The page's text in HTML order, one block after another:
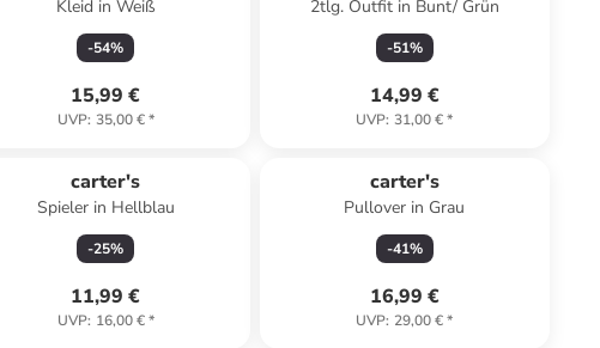
Kleid in Weiß
-54%
15,99 €
UVP: 35,00 €*
2tlg. Outfit in Bunt/ Grün
-51%
14,99 €
UVP: 31,00 €*
carter's
Spieler in Hellblau
-25%
11,99 €
UVP: 16,00 €*
carter's
Pullover in Grau
-41%
16,99 €
UVP: 29,00 €*